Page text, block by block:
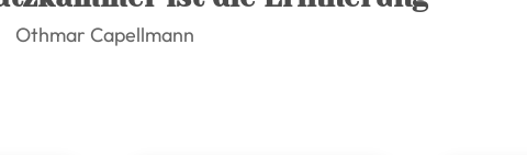
Othmar Capellmann